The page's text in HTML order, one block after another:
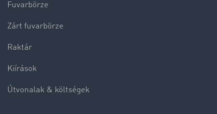
Fuvarbörze
Zárt fuvarbörze
Raktár
Kiírások
Útvonalak & költségek